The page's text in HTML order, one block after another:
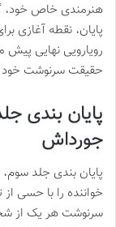
هنرمندی خاص خود،
پایان، نقطه آغازی
رویارویی نهایی پیش
حقیقت سرنوشت خود
پایان بندی
جورداش
پایان بندی جلد
خواننده را با حسی
سرنوشت هر یک از